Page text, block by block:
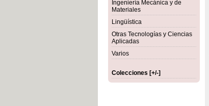
Ingeniería Mecánica y de
Materiales
Lingüística
Otras Tecnologías y Ciencias
Aplicadas
Varios
Colecciones [+/-]